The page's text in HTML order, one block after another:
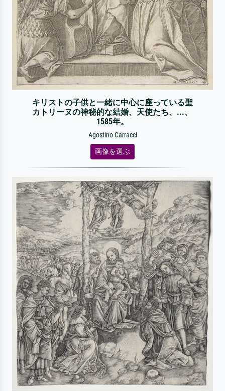
キリストの子供と一緒に中心に座っている聖
カトリーヌの神秘的な結婚、天使たち、...、
1585年。
Agostino Carracci
画像を選ぶ